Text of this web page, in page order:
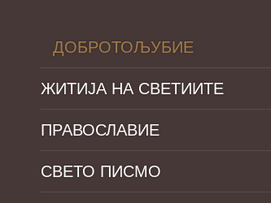
ДОБРОТОЉУБИЕ
ЖИТИЈА НА СВЕТИИТЕ
ПРАВОСЛАВИЕ
СВЕТО ПИСМО